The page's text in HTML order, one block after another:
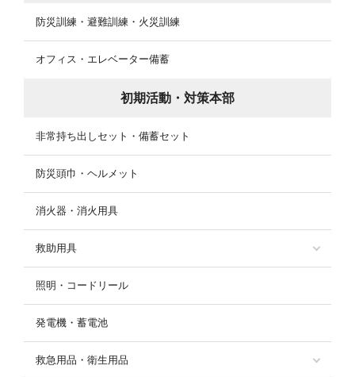
防災訓練・避難訓練・火災訓練
オフィス・エレベーター備蓄
初期活動・対策本部
非常持ち出しセット・備蓄セット
防災頭巾・ヘルメット
消火器・消火用具
救助用具
照明・コードリール
発電機・蓄電池
救急用品・衛生用品